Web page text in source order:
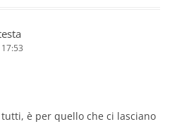
è per quello che ci lasciano